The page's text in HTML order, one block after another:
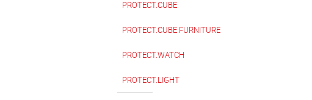
PROTECT.CUBE
PROTECT.CUBE FURNITURE
PROTECT.WATCH
PROTECT.LIGHT